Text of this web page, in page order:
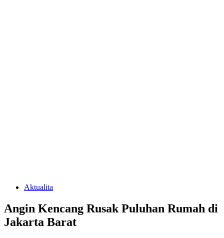
Aktualita
Angin Kencang Rusak Puluhan Rumah di
Jakarta Barat